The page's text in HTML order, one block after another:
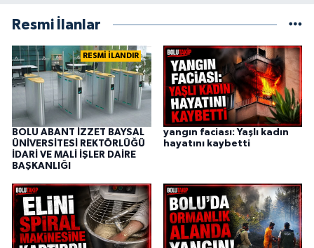
Resmi İlanlar
RESMİ İLANDIR
BOLU ABANT İZZET BAYSAL
ÜNİVERSİTESİ REKTÖRLÜĞÜ
İDARİ VE MALİ İŞLER DAİRE
BAŞKANLIĞI
yangın faciası: Yaşlı kadın
hayatını kaybetti